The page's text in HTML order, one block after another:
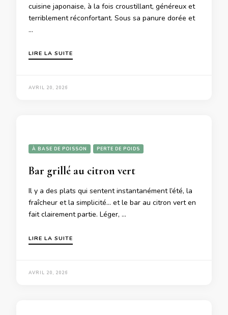
cuisine japonaise, à la fois croustillant, généreux et
terriblement réconfortant. Sous sa panure dorée et
…
LIRE LA SUITE
AVRIL 20, 2026
À BASE DE POISSON PERTE DE POIDS
Bar grillé au citron vert
Il y a des plats qui sentent instantanément l’été, la
fraîcheur et la simplicité… et le bar au citron vert en
fait clairement partie. Léger, …
LIRE LA SUITE
AVRIL 20, 2026